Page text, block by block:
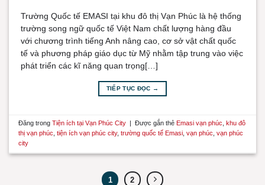
Trường Quốc tế EMASI tại khu đô thị Vạn Phúc là hệ thống
trường song ngữ quốc tế Việt Nam chất lượng hàng đầu
với chương trình tiếng Anh nâng cao, cơ sở vật chất quốc
tế và phương pháp giáo dục từ Mỹ nhằm tập trung vào việc
phát triển các kĩ năng quan trọng[…]
TIẾP TỤC ĐỌC →
Đăng trongTiện ích tại Vạn Phúc City | Được gắn thẻEmasi vạn phúc ,khu đô
thị vạn phúc ,tiện ích vạn phúc city,trường quốc tế Emasi ,vạn phúc ,vạn phúc
city
1 2